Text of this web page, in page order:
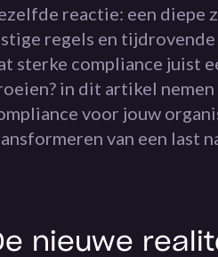
reactie: een diepe
regels en
sterke compliance juist
in dit artikel
voor jouw
van een last
nieuwe